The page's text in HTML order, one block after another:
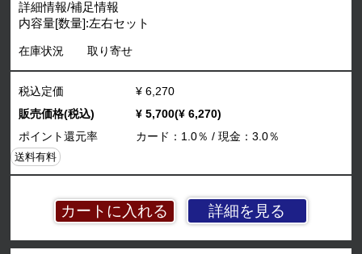
詳細情報/補足情報
内容量[数量]:左右セット
在庫状況 取り寄せ
詳細を見る
税込定価
¥ 6,270
販売価格(税込)
¥ 5,700(¥ 6,270)
ポイント還元率
カード：1.0％ / 現金：3.0％
送料有料